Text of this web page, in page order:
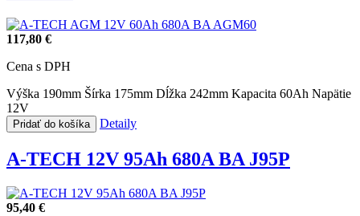
117,80 €
Cena s DPH
Výška 190mm Šírka 175mm Dĺžka 242mm Kapacita 60Ah Napätie
12V
Pridať do košíka Detaily
A-TECH 12V 95Ah 680A BA J95P
95,40 €